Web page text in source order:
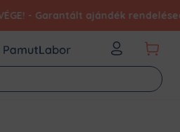
VÉGE! - Garantált ajándék